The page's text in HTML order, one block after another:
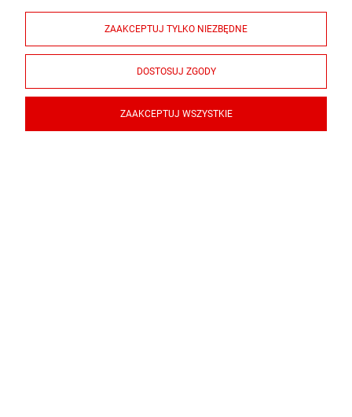
ZAAKCEPTUJ TYLKO NIEZBĘDNE
DOSTOSUJ ZGODY
ZAAKCEPTUJ WSZYSTKIE